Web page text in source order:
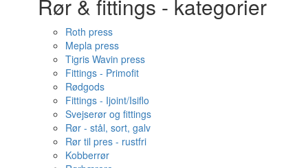
Rør & fittings - kategorier
Roth press
Mepla press
Tigris Wavin press
Fittings - Primofit
Rødgods
Fittings - Ijoint/Isiflo
Svejserør og fittings
Rør - stål, sort, galv
Rør til pres - rustfri
Kobberrør